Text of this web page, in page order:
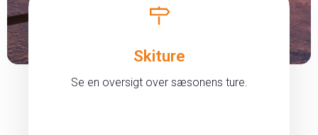
Skiture
Se en oversigt over sæsonens ture.